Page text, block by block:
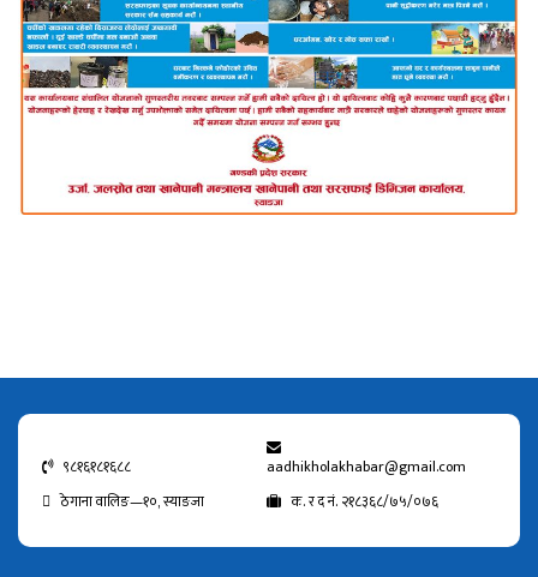
९८१६१८१६८८
aadhikholakhabar@gmail.com
ठेगाना वालिङ—१०, स्याङजा
क. र द नं. २१८३६८/७५/०७६